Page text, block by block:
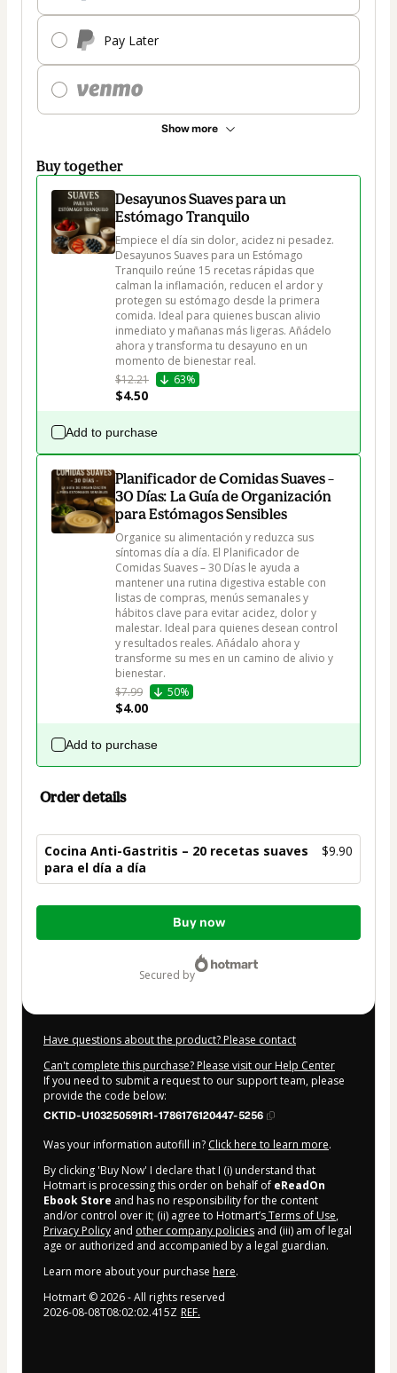
Pay Later
Show more
Buy together
Desayunos Suaves para un
Estómago Tranquilo
Empiece el día sin dolor, acidez ni pesadez.
Desayunos Suaves para un Estómago
Tranquilo reúne 15 recetas rápidas que
calman la inflamación, reducen el ardor y
protegen su estómago desde la primera
comida. Ideal para quienes buscan alivio
inmediato y mañanas más ligeras. Añádelo
ahora y transforma tu desayuno en un
momento de bienestar real.
$12.21
63%
$4.50
Add to purchase
Planificador de Comidas Suaves –
30 Días: La Guía de Organización
para Estómagos Sensibles
Organice su alimentación y reduzca sus
síntomas día a día. El Planificador de
Comidas Suaves – 30 Días le ayuda a
mantener una rutina digestiva estable con
listas de compras, menús semanales y
hábitos clave para evitar acidez, dolor y
malestar. Ideal para quienes desean control
y resultados reales. Añádalo ahora y
transforme su mes en un camino de alivio y
bienestar.
$7.99
50%
$4.00
Add to purchase
Order details
Cocina Anti-Gastritis – 20 recetas suaves
para el día a día
$9.90
Total
Buy now
secured by
Have questions about the product? Please contact
Can't complete this purchase? Please visit our Help Center
If you need to submit a request to our support team, please
provide the code below:
CKTID-U103250591R1-1786176120447-5256
Was your information autofill in? Click here to learn more.
By clicking 'Buy Now' I declare that I (i) understand that
Hotmart is processing this order on behalf of eReadOn
Ebook Store and has no responsibility for the content
and/or control over it; (ii) agree to Hotmart’sTerms of Use,
Privacy Policy and other company policies and (iii) am of legal
age or authorized and accompanied by a legal guardian.
Learn more about your purchase here.
Hotmart ©2026- All rights reserved
2026-08-08T08:02:02.415Z REF.